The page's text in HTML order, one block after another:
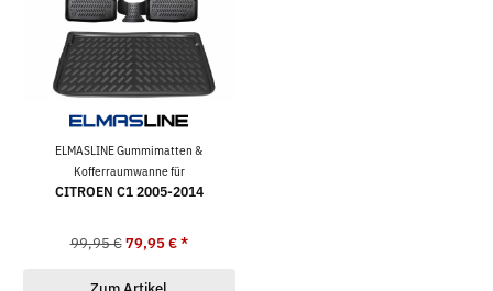
ELMASLINE Gummimatten &
Kofferraumwanne für
CITROEN C1 2005-2014
99,95 € 79,95 €*